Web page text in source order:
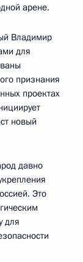
арене.
Владимир
для
признания
проектах
новый
давно
Это
для